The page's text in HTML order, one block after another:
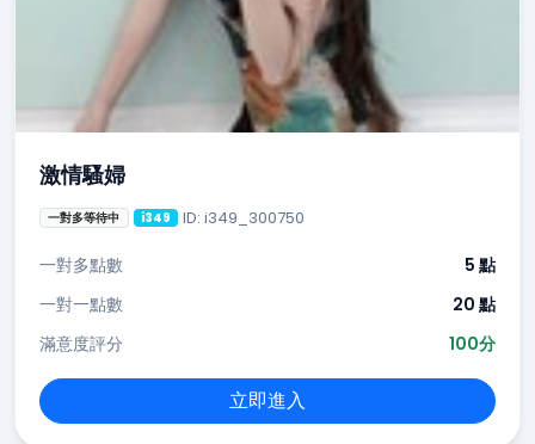
激情騷婦
一對多等待中 i349 ID: i349_300750
一對多點數
5 點
一對一點數
20 點
滿意度評分
100分
立即進入